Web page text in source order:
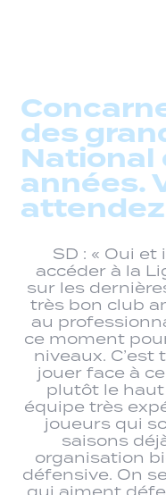
des
National
années.
attendez
SD : « Oui
accéder à la
sur les
très bon club
au
ce moment
niveaux.
jouer face à
plutôt le haut
équipe très
joueurs qui
saisons
organisation
défensive. On